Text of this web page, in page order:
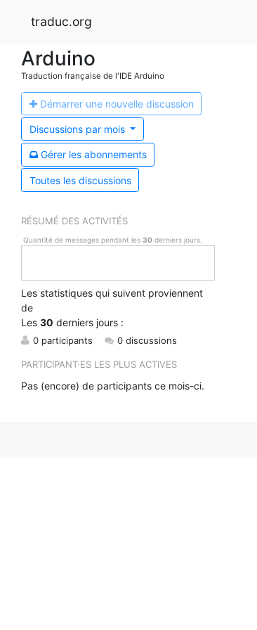
traduc.org
Arduino
Traduction française de l'IDE Arduino
Démarrer une nouvelle discussion
Discussions parmois
Gérer les abonnements
Toutes les discussions
RÉSUMÉ DES ACTIVITÉS
Quantité de messages pendant les 30derniers jours.
Les statistiques qui suivent proviennent
de
Les 30 derniers jours :
0 participants 0 discussions
PARTICIPANT·ES LES PLUS ACTIVES
Pas (encore) de participants ce mois-ci.